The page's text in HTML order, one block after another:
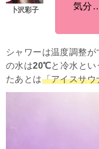
気分
シャワーは温度調整が
の水は20℃と冷水と
たあとは「アイスサウ